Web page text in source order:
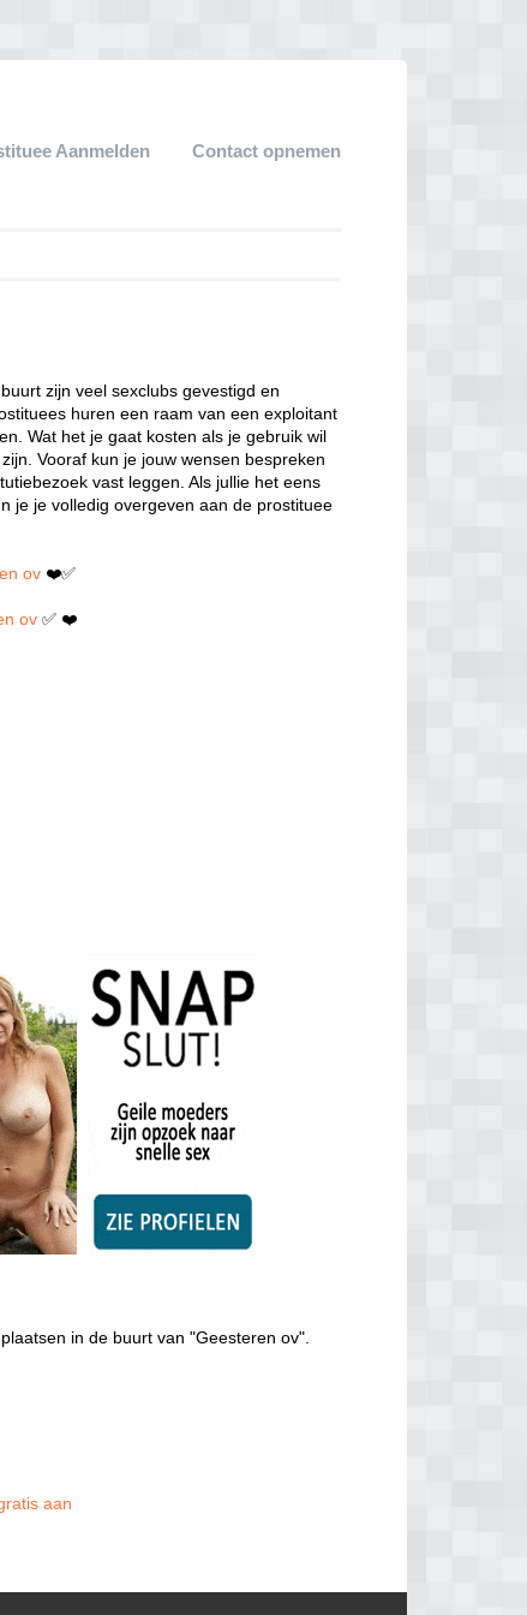
Aanmelden Contact opnemen
zijn veel sexclubs gevestigd en
huren een raam van een exploitant
Wat het je gaat kosten als je gebruik wil
Vooraf kun je jouw wensen bespreken
vast leggen. Als jullie het eens
je je volledig overgeven aan de prostituee
ov ❤️✅
ov ✅ ❤️
in de buurt van "Geesteren ov".
aan